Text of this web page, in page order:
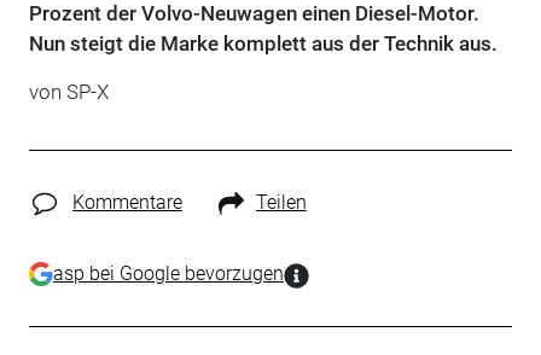
Prozent der Volvo-Neuwagen einen Diesel-Motor.
Nun steigt die Marke komplett aus der Technik aus.
von SP-X
Kommentare Teilen
asp bei Google bevorzugen